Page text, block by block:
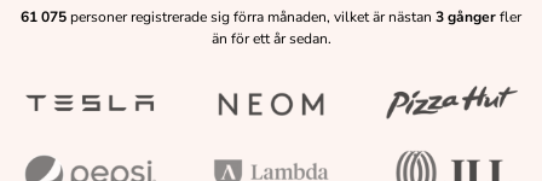
61 075personer registrerade sig förra månaden, vilket är nästan 3 gångerfler
än för ett år sedan.